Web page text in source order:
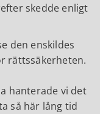
skedde enligt
den enskildes
rättssäkerheten.
hanterade vi det
så här lång tid